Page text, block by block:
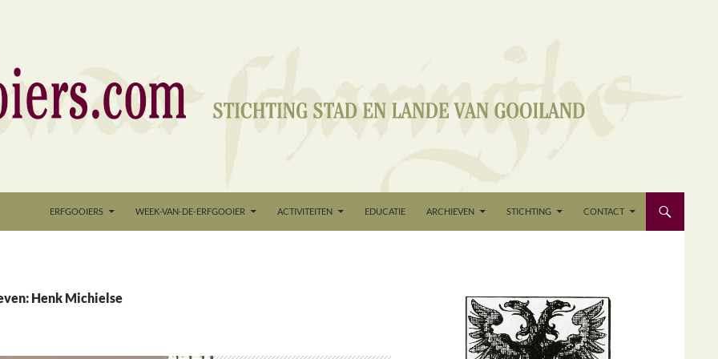
ERFGOOIERS WEEK-VAN-DE-ERFGOOIER ACTIVITEITEN EDUCATIE ARCHIEVEN STICHTING CONTACT
Henk Michielse